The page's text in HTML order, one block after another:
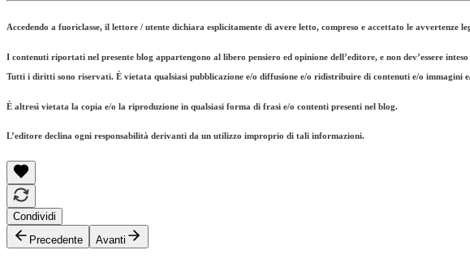
Accedendo a fuoriclasse, il lettore / utente dichiara esplicitamente di avere letto, compreso e accettato le avvertenze
I contenuti riportati nel presente blog appartengono al libero pensiero ed opinione dell’editore, e non dev’essere
Tutti i diritti sono riservati. È vietata qualsiasi pubblicazione e/o diffusione e/o ridistribuire di contenuti e/o immagini
È altresì vietata la copia e/o la riproduzione in qualsiasi forma di frasi e/o contenti presenti nel blog.
L’editore declina ogni responsabilità derivanti da un utilizzo improprio di tali informazioni.
Condividi
Precedente
Avanti